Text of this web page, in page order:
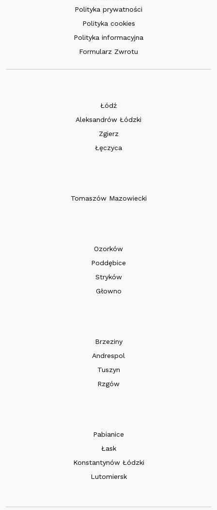
Polityka prywatności
Polityka cookies
Polityka informacyjna
Formularz Zwrotu
Łódź
Aleksandrów Łódzki
Zgierz
Łęczyca
Ozorków
Poddębice
Stryków
Głowno
Brzeziny
Andrespol
Tuszyn
Rzgów
Pabianice
Łask
Konstantynów Łódzki
Lutomiersk
Tomaszów Mazowiecki